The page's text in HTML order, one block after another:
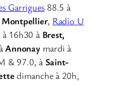
Garrigues88.5 à
Montpellier, Radio U
16h30 à Brest,
Annonay mardi à
& 97.0, à Saint-
dimanche à 20h,